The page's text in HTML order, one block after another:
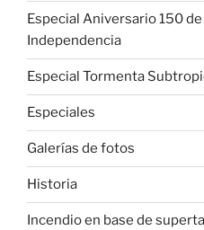
Especial Aniversario 150
Independencia
Especial Tormenta
Especiales
Galerías de fotos
Historia
Incendio en base de